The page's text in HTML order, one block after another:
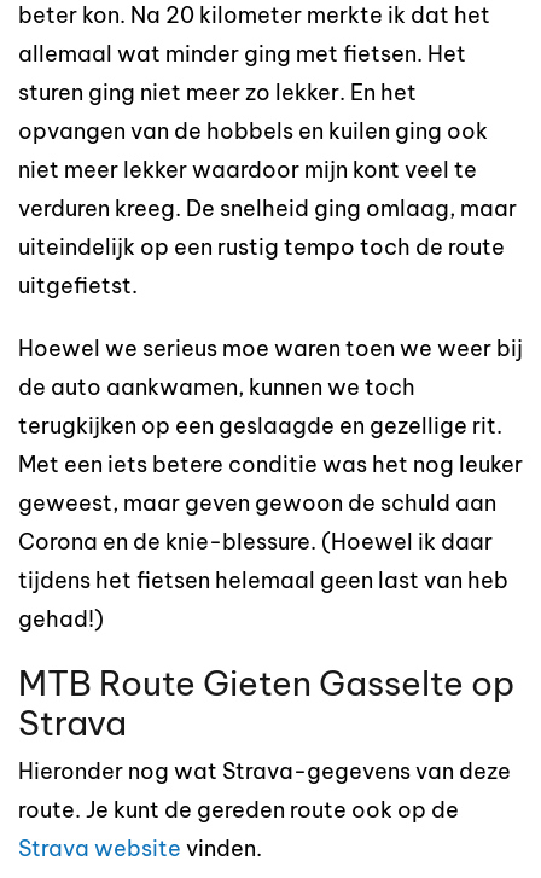
beter kon. Na 20 kilometer merkte ik dat het
allemaal wat minder ging met fietsen. Het
sturen ging niet meer zo lekker. En het
opvangen van de hobbels en kuilen ging ook
niet meer lekker waardoor mijn kont veel te
verduren kreeg. De snelheid ging omlaag, maar
uiteindelijk op een rustig tempo toch de route
uitgefietst.
Hoewel we serieus moe waren toen we weer bij
de auto aankwamen, kunnen we toch
terugkijken op een geslaagde en gezellige rit.
Met een iets betere conditie was het nog leuker
geweest, maar geven gewoon de schuld aan
Corona en de knie-blessure. (Hoewel ik daar
tijdens het fietsen helemaal geen last van heb
gehad!)
MTB Route Gieten Gasselte op
Strava
Hieronder nog wat Strava-gegevens van deze
route. Je kunt de gereden route ook op de
Strava website vinden.